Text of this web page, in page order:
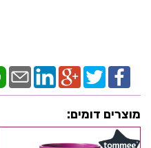
מוצרים דומים: